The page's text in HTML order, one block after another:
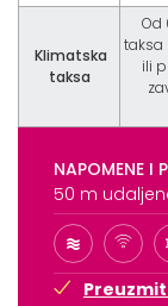
Klimatska
taksa
Od
taksa
ili
NAPOMENE I
50 m